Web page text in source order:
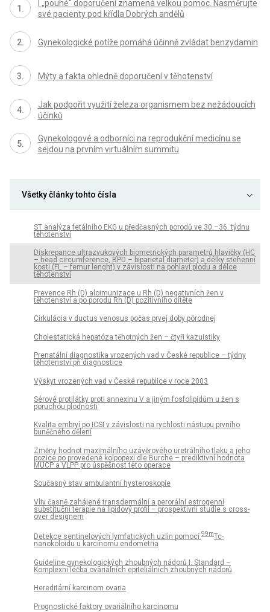
I „pouhé“ doporučení znamená velkou pomoc. Nasměrujte
své pacienty pod křídla Dobrých andělů
Gynekologické potíže pomáhá účinně zvládat benzydamin
Mýty a fakta ohledně doporučení v těhotenství
Jak podpořit využití železa organismem bez nežádoucích
účinků
Gynekologové a odborníci na reprodukční medicínu se
sejdou na prvním virtuálním summitu
Všetky články tohto čísla
ST analýza fetálního EKG u předčasných porodů ve 30.–36. týdnu
těhotenství
Diskrepance ultrazvukových biometrických parametrů hlavičky (HC
– head circumference, BPD – biparietal diameter) a délky stehenní
kosti (FL – femur lenght) v závislosti na pohlaví plodu a délce
těhotenství
Prevence Rh (D) aloimunizace u Rh (D) negativních žen v
těhotenství a po porodu Rh (D) pozitivního dítěte
Cirkulácia v ductus venosus počas prvej doby pôrodnej
Cholestatická hepatóza těhotných žen – čtyři kazuistiky
Prenatální diagnostika vrozených vad v České republice – týdny
těhotenství při diagnostice
Výskyt vrozených vad v České republice v roce 2003
Sérové protilátky proti annexinu V a jiným fosfolipidům u žen s
poruchou plodnosti
Kvalita embryí po ICSI v závislosti na rychlosti nástupu prvního
buněčného dělení
Změny hodnot maximálního uzávěrového uretrálního tlaku a jeho
pozice po provedené kolpopexi dle Burche – prediktivní hodnota
MUCP a VLPP pro úspěšnost této operace
Současný stav ambulantní hysteroskopie
Vliv časně zahájené transdermální a perorální estrogenní
substituční terapie na lipidový profil – prospektivní studie s cross-
over designem
Detekce sentinelových lymfatických uzlin pomocí 99mTc-
nanokoloidu u karcinomu endometria
Guideline gynekologických zhoubných nádorů I. Standard –
Komplexní léčba ovariálních epiteliálních zhoubných nádorů
Hereditární karcinom ovaria
Prognostické faktory ovariálního karcinomu